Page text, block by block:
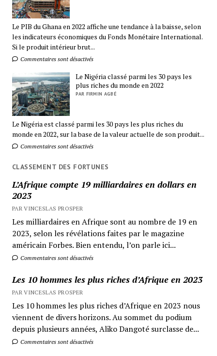
Le PIB du Ghana en 2022 affiche une tendance à la baisse, selon
les indicateurs économiques du Fonds Monétaire International.
Si le produit intérieur brut...
Commentaires sont désactivés
Le Nigéria classé parmi les 30 pays les
plus riches du monde en 2022
PAR FIRMIN AGBÉ
Le Nigéria est classé parmi les 30 pays les plus riches du
monde en 2022, sur la base de la valeur actuelle de son produit...
Commentaires sont désactivés
CLASSEMENT DES FORTUNES
L’Afrique compte 19 milliardaires en dollars en
2023
PAR VINCESLAS PROSPER
Les milliardaires en Afrique sont au nombre de 19 en
2023, selon les révélations faites par le magazine
américain Forbes. Bien entendu, l’on parle ici...
Commentaires sont désactivés
Les 10 hommes les plus riches d’Afrique en 2023
PAR VINCESLAS PROSPER
Les 10 hommes les plus riches d’Afrique en 2023 nous
viennent de divers horizons. Au sommet du podium
depuis plusieurs années, Aliko Dangoté surclasse de...
Commentaires sont désactivés